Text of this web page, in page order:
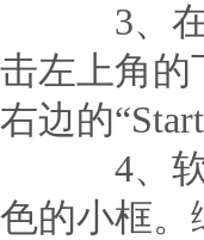
3、在
击左上角的
右边的
4、软
色的小框。